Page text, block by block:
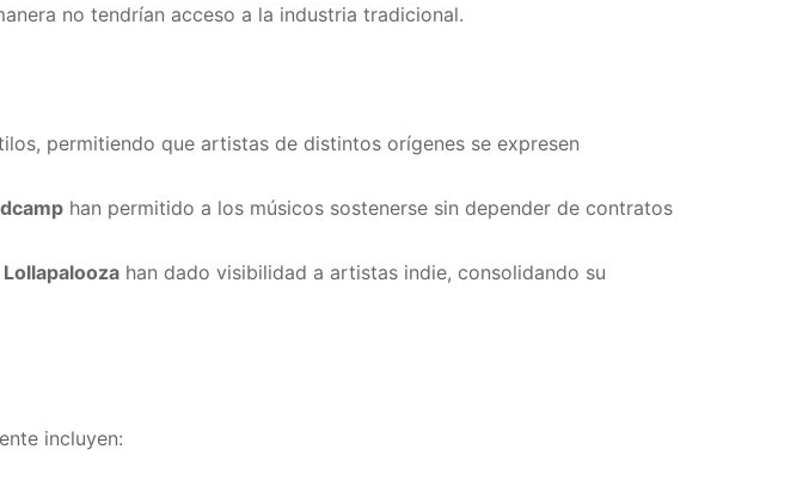
no tendrían acceso a la industria tradicional.
permitiendo que artistas de distintos orígenes se expresen
han permitido a los músicos sostenerse sin depender de contratos
Lollapalooza han dado visibilidad a artistas indie, consolidando su
incluyen: